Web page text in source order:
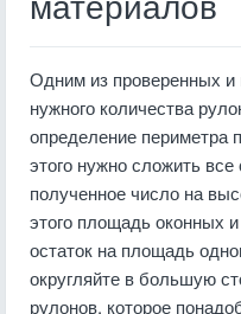
материалов
Одним из проверенных
нужного количества
определение
этого нужно сложить
полученное число на
этого площадь оконных и
остаток на площадь
округляйте в большую
рулонов, которое